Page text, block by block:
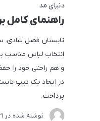
دنیای مد
راهنمای کامل
تابستان فصل شادی،
انتخاب لباس مناسب
و هم راحتی خود را
در ایجاد یک تیپ
پرداخت.
نوشته شده در 21